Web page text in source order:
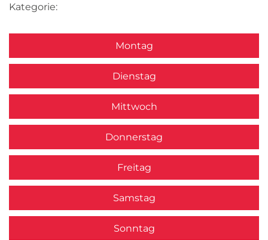
Kategorie:
Montag
Dienstag
Mittwoch
Donnerstag
Freitag
Samstag
Sonntag